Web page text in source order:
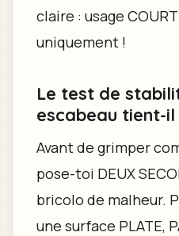
claire : usage
uniquement !
Le test de
escabeau tient-
Avant de grimper
pose-toi DEUX
bricolo de malheur.
une surface PLATE,